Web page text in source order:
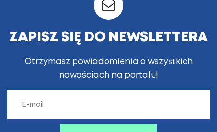
ZAPISZ SIĘ DO NEWSLETTERA
Otrzymasz powiadomienia o wszystkich
nowościach na portalu!